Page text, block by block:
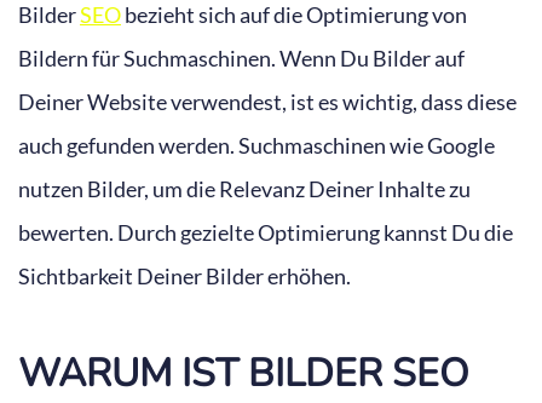
BilderSEObezieht sich auf die Optimierung von
Bildern für Suchmaschinen. Wenn Du Bilder auf
Deiner Website verwendest, ist es wichtig, dass diese
auch gefunden werden. Suchmaschinen wie Google
nutzen Bilder, um die Relevanz Deiner Inhalte zu
bewerten. Durch gezielte Optimierung kannst Du die
Sichtbarkeit Deiner Bilder erhöhen.
WARUM IST BILDER SEO